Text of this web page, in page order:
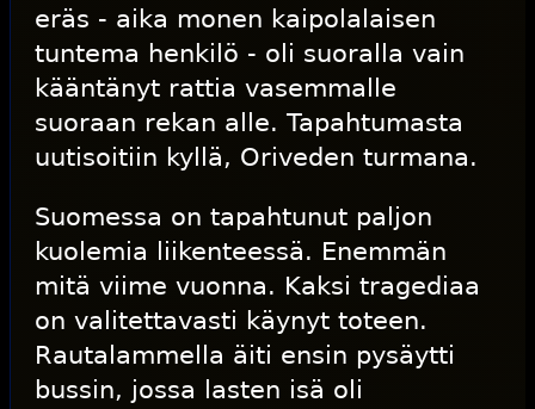
eräs - aika monen kaipolalaisen
tuntema henkilö - oli suoralla vain
kääntänyt rattia vasemmalle
suoraan rekan alle. Tapahtumasta
uutisoitiin kyllä, Oriveden turmana.
Suomessa on tapahtunut paljon
kuolemia liikenteessä. Enemmän
mitä viime vuonna. Kaksi tragediaa
on valitettavasti käynyt toteen.
Rautalammella äiti ensin pysäytti
bussin, jossa lasten isä oli